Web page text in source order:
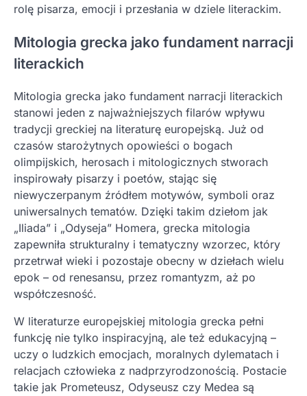
rolę pisarza, emocji i przesłania w dziele literackim.
Mitologia grecka jako fundament narracji
literackich
Mitologia grecka jako fundament narracji literackich
stanowi jeden z najważniejszych filarów wpływu
tradycji greckiej na literaturę europejską. Już od
czasów starożytnych opowieści o bogach
olimpijskich, herosach i mitologicznych stworach
inspirowały pisarzy i poetów, stając się
niewyczerpanym źródłem motywów, symboli oraz
uniwersalnych tematów. Dzięki takim dziełom jak
„Iliada” i „Odyseja” Homera, grecka mitologia
zapewniła strukturalny i tematyczny wzorzec, który
przetrwał wieki i pozostaje obecny w dziełach wielu
epok – od renesansu, przez romantyzm, aż po
współczesność.
W literaturze europejskiej mitologia grecka pełni
funkcję nie tylko inspiracyjną, ale też edukacyjną –
uczy o ludzkich emocjach, moralnych dylematach i
relacjach człowieka z nadprzyrodzonością. Postacie
takie jak Prometeusz, Odyseusz czy Medea są